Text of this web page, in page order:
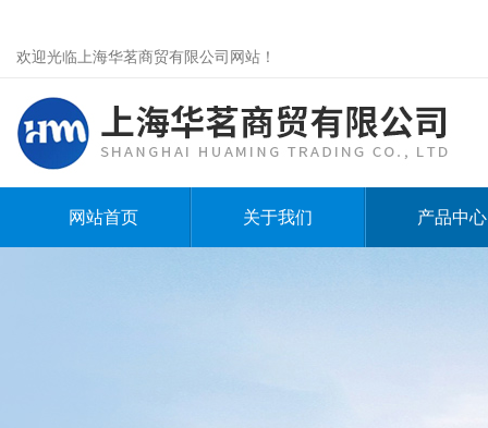
欢迎光临上海华茗商贸有限公司网站！
网站首页 关于我们 产品中心